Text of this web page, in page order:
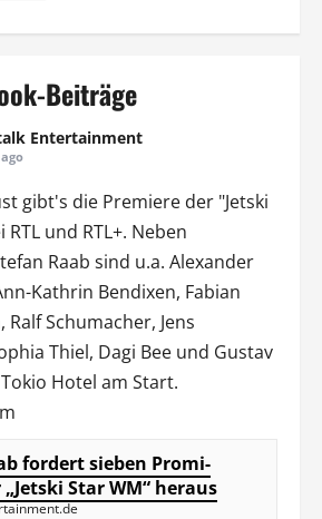
Beiträge
Entertainment
gibt's die Premiere der "Jetski
RTLund RTL+. Neben
Raab sind u.a. Alexander
Kathrin Bendixen, Fabian
, Ralf Schumacher, Jens
Thiel, Dagi Beeund Gustav
Tokio Hotel am Start.
fordert sieben Promi-
Star WM“ heraus